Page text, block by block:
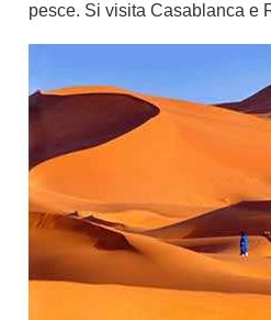
pesce. Si visita Casablanca e